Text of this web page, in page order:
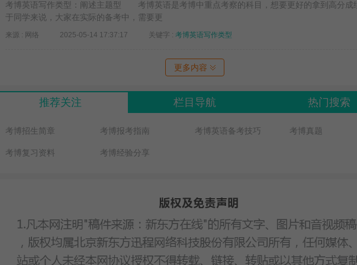
考博英语写作类型：阐述主题型 考博英语是考博中重点考察的科目，想要更好的拿到高分成
于同学来说，大家在实际的备考中，需要更
来源 : 网络 2025-05-14 17:37:17 关键字 : 考博英语写作类型
更多内容
推荐关注 栏目导航 热门搜索
考博招生简章 考博报考指南 考博英语备考技巧 考博真题
考博复习资料 考博经验分享